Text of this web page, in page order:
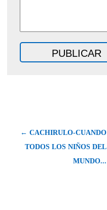
← CACHIRULO-CUANDO
TODOS LOS NIÑOS DEL
MUNDO...